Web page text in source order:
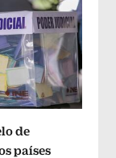
de
países